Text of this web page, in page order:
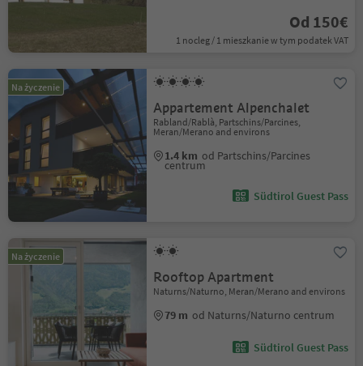
Od 150€
1 nocleg / 1 mieszkanie w tym podatek VAT
Na życzenie
Appartement Alpenchalet
Rabland/Rablà, Partschins/Parcines,
Meran/Merano and environs
1.4 km od Partschins/Parcines
centrum
Südtirol Guest Pass
Na życzenie
Rooftop Apartment
Naturns/Naturno, Meran/Merano and environs
79 m od Naturns/Naturno centrum
Südtirol Guest Pass